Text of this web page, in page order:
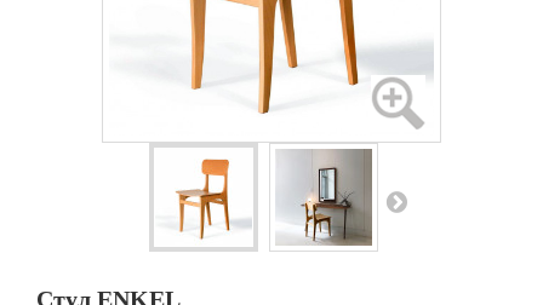
Стул ENKEL